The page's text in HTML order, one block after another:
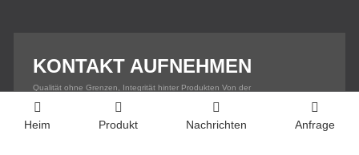
KONTAKT AUFNEHMEN
Qualität ohne Grenzen, Integrität hinter Produkten Von der
KONTAKTIERE UNS
Heim Produkt Nachrichten Anfrage